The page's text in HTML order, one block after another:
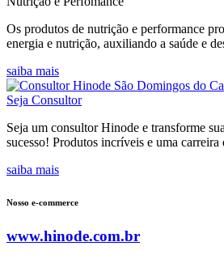
Os produtos de nutrição e performance
energia e nutrição, auxiliando a saúde e
saiba mais
Seja Consultor
Seja um consultor Hinode e transforme
sucesso! Produtos incríveis e uma carreira
saiba mais
Nosso e-commerce
www.hinode.com.br